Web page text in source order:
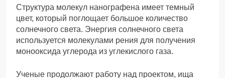
Структура молекул нанографена имеет темный
цвет, который поглощает большое количество
солнечного света. Энергия солнечного света
используется молекулами рения для получения
монооксида углерода из углекислого газа.
Ученые продолжают работу над проектом, ища